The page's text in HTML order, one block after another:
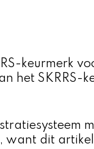
keurmerk
het
want dit